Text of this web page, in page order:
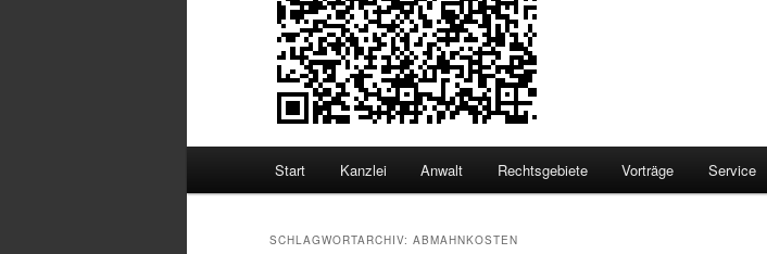
Start Kanzlei Anwalt Rechtsgebiete Vorträge Service
SCHLAGWORTARCHIV: ABMAHNKOSTEN